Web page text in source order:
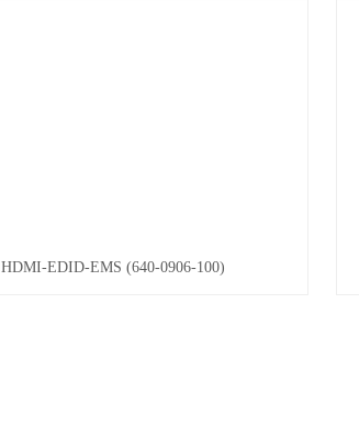
HDMI-EDID-EMS (640-0906-100)